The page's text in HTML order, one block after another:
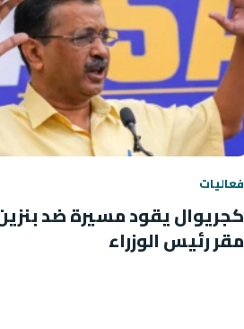
فعاليات
مقر رئيس الوزراء